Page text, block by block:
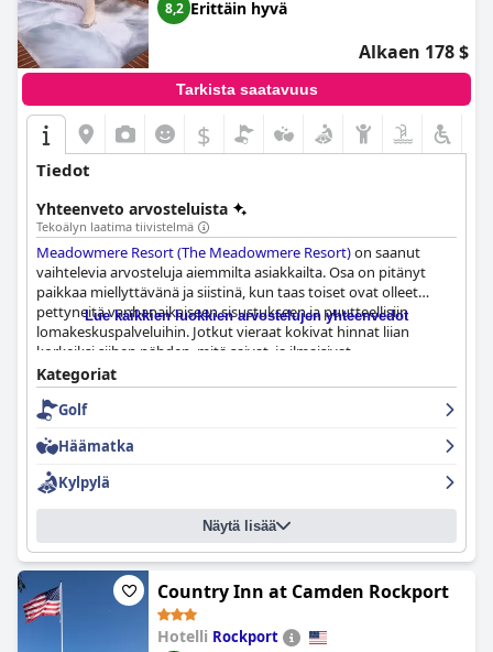
8,2 Erittäin hyvä
Alkaen 178 $
Tarkista saatavuus
$
Tiedot
Yhteenveto arvosteluista
Tekoälyn laatima tiivistelmä
Meadowmere Resort (The Meadowmere Resort)on saanut
vaihtelevia arvosteluja aiemmilta asiakkailta. Osa on pitänyt
paikkaa miellyttävänä ja siistinä, kun taas toiset ovat olleet
pettyneitä vanhanaikaiseen sisustukseen ja puutteellisiin
lomakeskuspalveluihin. Jotkut vieraat kokivat hinnat liian
korkeiksi siihen nähden, mitä saivat, ja ilmaisivat
tyytymättömyytensä vastineeseen rahalle. Hotellin siisteydestä
ja tiloista oli kuitenkin myös myönteisiä kommentteja. Osa
vieraista ehdotti, että hotelli voisi hyötyä palveluidensa ja
Potentiaalisten asiakkaiden tulisi harkita vaihtoehtojaan
huolellisesti ennen varauksen tekemistä
(The Meadowmere Resort)
Lue kaikkien luokkien arvostelujen yhteenvedot
Kategoriat
Golf
Häämatka
Kylpylä
Näytä lisää
Country Inn at Camden Rockport
Hotelli Rockport